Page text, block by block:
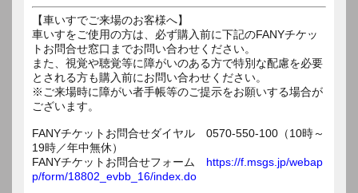
【車いすでご来場のお客様へ】
車いすをご使用の方は、必ず購入前に下記のFANYチケッ
トお問合せ窓口までお問い合わせください。
また、視覚や聴覚等に障がいのある方で特別な配慮を必要
とされる方も購入前にお問い合わせください。
※ご来場時に障がい者手帳等のご提示をお願いする場合が
ございます。
FANYチケットお問合せダイヤル 0570-550-100（10時～
19時／年中無休）
FANYチケットお問合せフォーム https://f.msgs.jp/webap
p/form/18802_evbb_16/index.do